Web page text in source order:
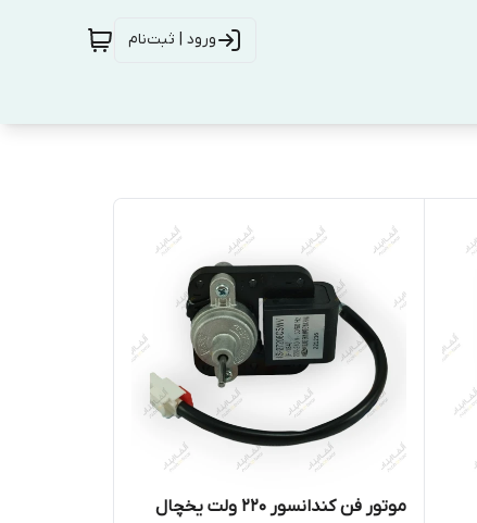
ورود | ثبت‌نام
موتور فن کندانسور 220 ولت یخچال